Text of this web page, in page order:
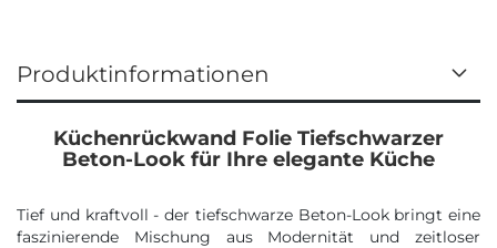
Produktinformationen
Küchenrückwand Folie Tiefschwarzer
Beton-Look für Ihre elegante Küche
Tief und kraftvoll - der tiefschwarze Beton-Look bringt eine
faszinierende Mischung aus Modernität und zeitloser